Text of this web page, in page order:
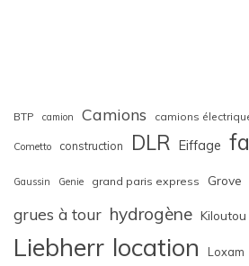
BTP camion Camions camions
Cometto construction DLR Eiffage
Gaussin Genie grand paris express Grove
grues à tour hydrogène Kiloutou
Liebherr location Loxam